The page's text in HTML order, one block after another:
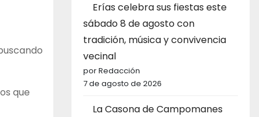
que
Erías celebra sus fiestas este
sábado 8 de agosto con
tradición, música y convivencia
vecinal
por Redacción
7 de agosto de 2026
La Casona de Campomanes